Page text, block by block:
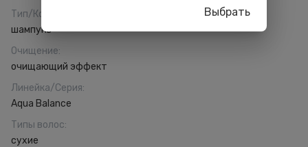
Тип/Консистенция
шампунь
Очищение:
очищающий эффект
Линейка/Серия:
Aqua Balance
Типы волос:
сухие
Выбрать